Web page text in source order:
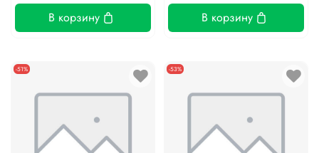
В корзину В корзину
-51% -53%